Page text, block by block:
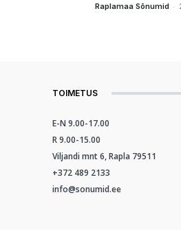
Raplamaa Sõnumid -
TOIMETUS
E-N 9.00-17.00
R 9.00-15.00
Viljandi mnt 6, Rapla 79511
+372 489 2133
info@sonumid.ee